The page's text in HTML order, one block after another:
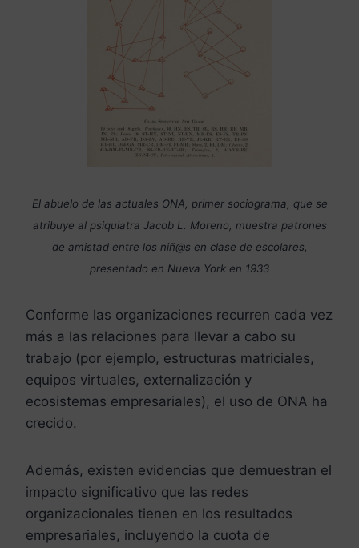
El abuelo de las actuales ONA, primer sociograma, que se
atribuye al psiquiatra Jacob L. Moreno, muestra patrones
de amistad entre los niñ@s en clase de escolares,
presentado en Nueva York en 1933
Conforme las organizaciones recurren cada vez
más a las relaciones para llevar a cabo su
trabajo (por ejemplo, estructuras matriciales,
equipos virtuales, externalización y
ecosistemas empresariales), el uso de ONA ha
crecido.
Además, existen evidencias que demuestran el
impacto significativo que las redes
organizacionales tienen en los resultados
empresariales, incluyendo la cuota de